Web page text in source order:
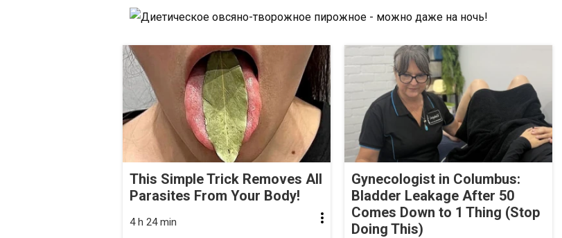
This Simple Trick Removes All
Parasites From Your Body!
4 h 24 min
Gynecologist in Columbus:
Bladder Leakage After 50
Comes Down to 1 Thing (Stop
Doing This)